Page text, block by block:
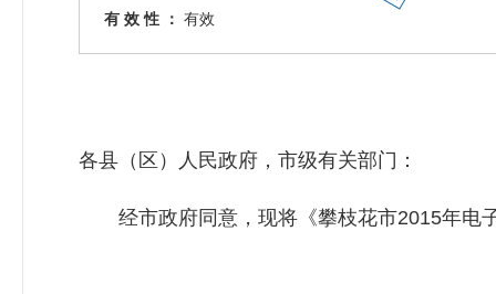
有 效 性 ： 有效
各县（区）人民政府，市级有关部门：
经市政府同意，现将《攀枝花市2015年电